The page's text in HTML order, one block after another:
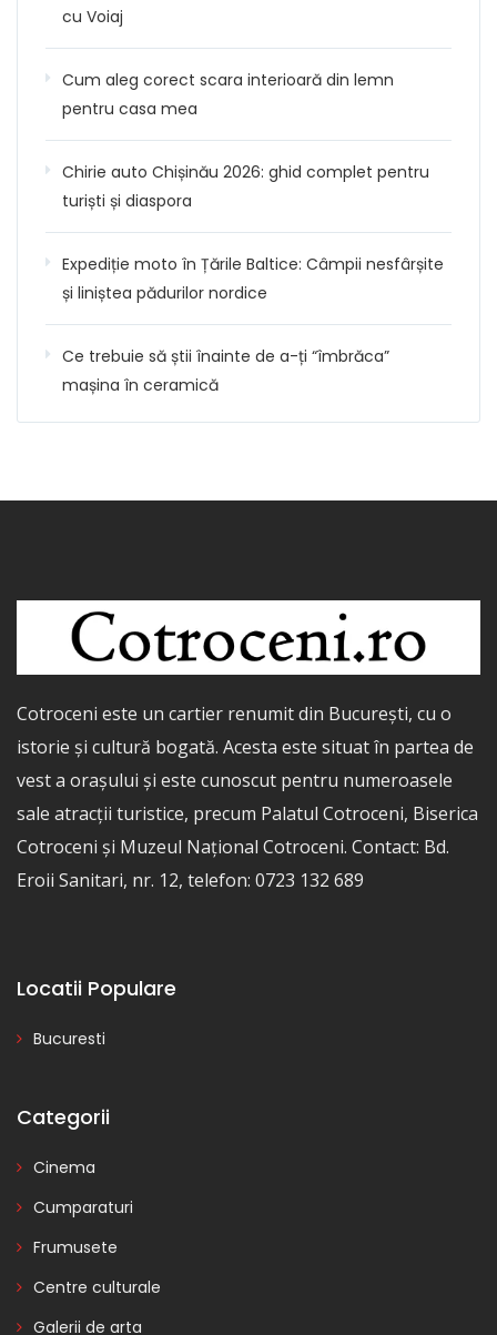
cu Voiaj
Cum aleg corect scara interioară din lemn
pentru casa mea
Chirie auto Chișinău 2026: ghid complet pentru
turiști și diaspora
Expediție moto în Țările Baltice: Câmpii nesfârșite
și liniștea pădurilor nordice
Ce trebuie să știi înainte de a-ți “îmbrăca”
mașina în ceramică
Cotroceni este un cartier renumit din București, cu o
istorie și cultură bogată. Acesta este situat în partea de
vest a orașului și este cunoscut pentru numeroasele
sale atracții turistice, precum Palatul Cotroceni, Biserica
Cotroceni și Muzeul Național Cotroceni. Contact: Bd.
Eroii Sanitari, nr. 12, telefon: 0723 132 689
Locatii Populare
Bucuresti
Categorii
Cinema
Cumparaturi
Frumusete
Centre culturale
Galerii de arta